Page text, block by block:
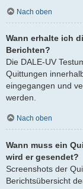
Nach oben
Wann erhalte ich
Berichten?
Die DALE-UV
Quittungen
eingegangen und
werden.
Nach oben
Wann muss ein
wird er gesendet?
Screenshots der
Berichtsübersicht